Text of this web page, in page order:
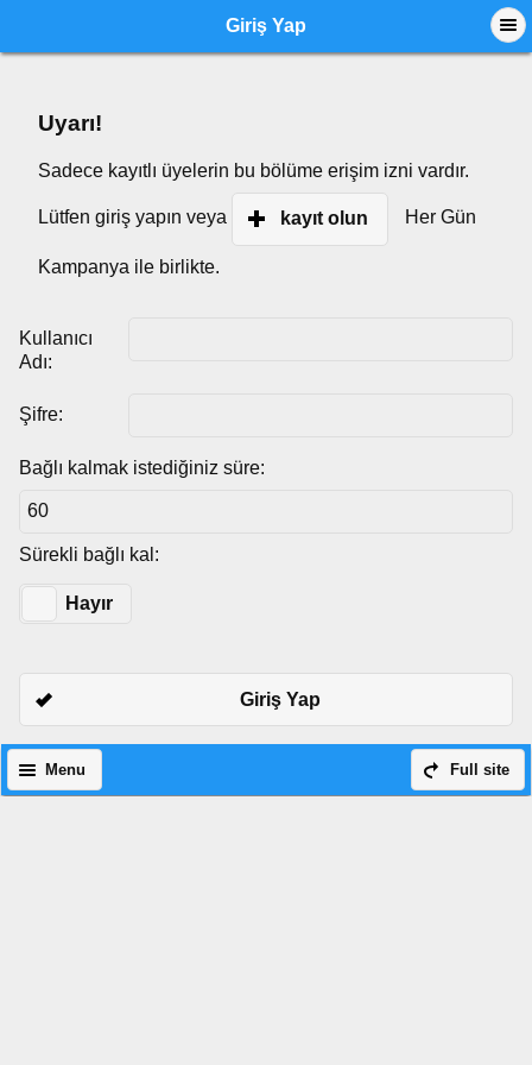
Giriş Yap
Uyarı!
Sadece kayıtlı üyelerin bu bölüme erişim izni vardır.
Lütfen giriş yapın veya kayıt olun Her Gün
Kampanya ile birlikte.
Kullanıcı
Adı:
Şifre:
Bağlı kalmak istediğiniz süre:
Sürekli bağlı kal:
Hayır
Giriş Yap
Full site
Menu